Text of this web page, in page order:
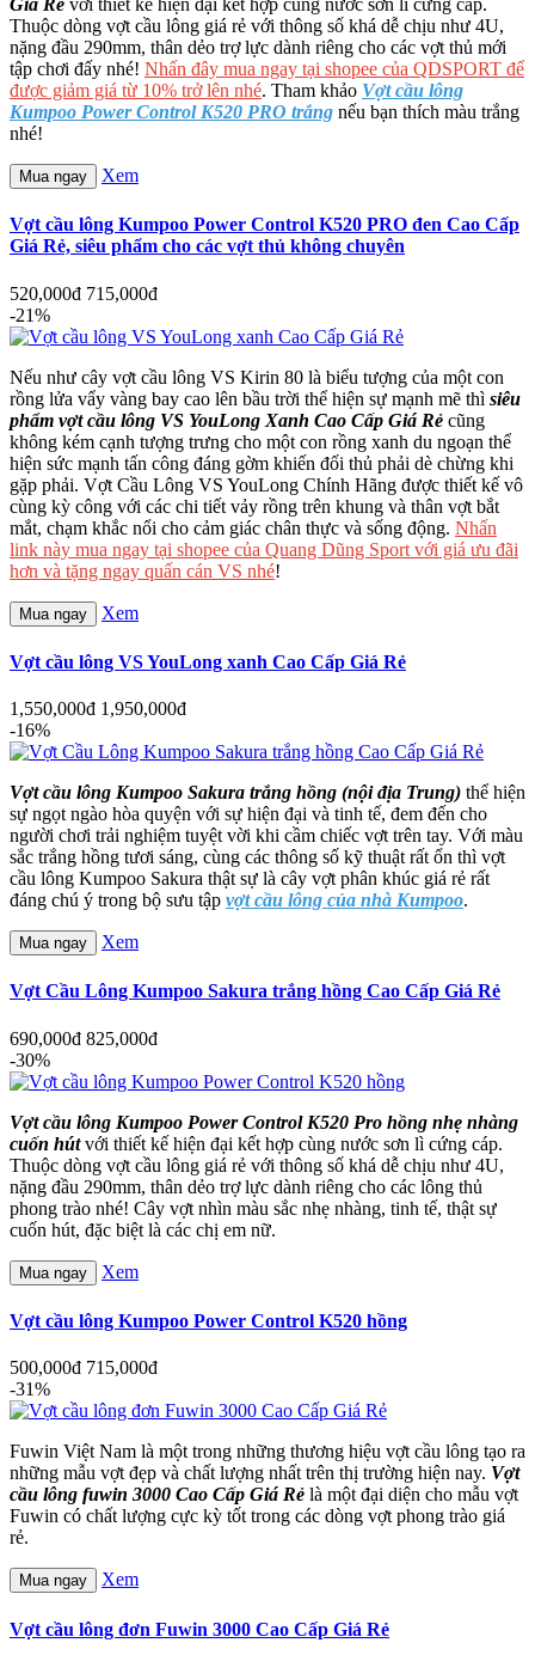
Giá Rẻ với thiết kế hiện đại kết hợp cùng nước sơn lì cứng cáp.
Thuộc dòng vợt cầu lông giá rẻ với thông số khá dễ chịu như 4U,
nặng đầu 290mm, thân dẻo trợ lực dành riêng cho các vợt thủ mới
tập chơi đấy nhé! Nhấn đây mua ngay tại shopee của QDSPORT để
được giảm giá từ 10% trở lên nhé. Tham khảo Vợt cầu lông
Kumpoo Power Control K520 PRO trắng nếu bạn thích màu trắng
nhé!
Mua ngay Xem
Vợt cầu lông Kumpoo Power Control K520 PRO đen Cao Cấp
Giá Rẻ, siêu phẩm cho các vợt thủ không chuyên
520,000đ 715,000đ
-21%
Nếu như cây vợt cầu lông VS Kirin 80 là biểu tượng của một con
rồng lửa vẩy vàng bay cao lên bầu trời thể hiện sự mạnh mẽ thì siêu
phẩm vợt cầu lông VS YouLong Xanh Cao Cấp Giá Rẻ cũng
không kém cạnh tượng trưng cho một con rồng xanh du ngoạn thể
hiện sức mạnh tấn công đáng gờm khiến đối thủ phải dè chừng khi
gặp phải. Vợt Cầu Lông VS YouLong Chính Hãng được thiết kế vô
cùng kỳ công với các chi tiết vảy rồng trên khung và thân vợt bắt
mắt, chạm khắc nổi cho cảm giác chân thực và sống động. Nhấn
link này mua ngay tại shopee của Quang Dũng Sport với giá ưu đãi
hơn và tặng ngay quấn cán VS nhé!
Mua ngay Xem
Vợt cầu lông VS YouLong xanh Cao Cấp Giá Rẻ
1,550,000đ 1,950,000đ
-16%
Vợt cầu lông Kumpoo Sakura trắng hồng (nội địa Trung) thể hiện
sự ngọt ngào hòa quyện với sự hiện đại và tinh tế, đem đến cho
người chơi trải nghiệm tuyệt vời khi cầm chiếc vợt trên tay. Với màu
sắc trắng hồng tươi sáng, cùng các thông số kỹ thuật rất ổn thì vợt
cầu lông Kumpoo Sakura thật sự là cây vợt phân khúc giá rẻ rất
đáng chú ý trong bộ sưu tập vợt cầu lông của nhà Kumpoo.
Mua ngay Xem
Vợt Cầu Lông Kumpoo Sakura trắng hồng Cao Cấp Giá Rẻ
690,000đ 825,000đ
-30%
Vợt cầu lông Kumpoo Power Control K520 Pro hồng nhẹ nhàng
cuốn hútvới thiết kế hiện đại kết hợp cùng nước sơn lì cứng cáp.
Thuộc dòng vợt cầu lông giá rẻ với thông số khá dễ chịu như 4U,
nặng đầu 290mm, thân dẻo trợ lực dành riêng cho các lông thủ
phong trào nhé! Cây vợt nhìn màu sắc nhẹ nhàng, tinh tế, thật sự
cuốn hút, đặc biệt là các chị em nữ.
Mua ngay Xem
Vợt cầu lông Kumpoo Power Control K520 hồng
500,000đ 715,000đ
-31%
Fuwin Việt Nam là một trong những thương hiệu vợt cầu lông tạo ra
những mẫu vợt đẹp và chất lượng nhất trên thị trường hiện nay. Vợt
cầu lông fuwin 3000 Cao Cấp Giá Rẻ là một đại diện cho mẫu vợt
Fuwin có chất lượng cực kỳ tốt trong các dòng vợt phong trào giá
rẻ.
Mua ngay Xem
Vợt cầu lông đơn Fuwin 3000 Cao Cấp Giá Rẻ